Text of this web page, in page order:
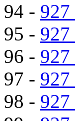
94 - 927
95 - 927
96 - 927
97 - 927
98 - 927